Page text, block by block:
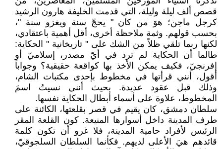
قصص ألف ليلة وليلة، التي قدمت الخليفة هارون الرشيد
كرجل ماجن؛ هوَ من كان " يحجّ سنة ويغزو سنة "،
بحسب قولهم. وثمة ملاحظة أخرى، أقل أهمية باعتقادي،
لكنها ربما تلقي ظلاً من الشك على " تاريخانية " الحكاية:
طالما أن الحكاية لم ترد في أيّ مصدر، إسلاميّ أو
إفرنجيّ، فكيف يمكن الأخذ بها كواقعة حقيقية؟ وجواباً
أقول، أنني قرأتها في مخطوط بإحدى مكتبات الشام،
وذلك قبل عقود عديدة. بحيث أنني نسيتُ اسمَ
المخطوط، علاوة على أسماء أبطال الحكاية نفسها.
سلطان دمشق، كان يقيم في قصر بقلعتها، الكائنة على
طرف المدينة داخل أسوارها المنيعة. كون القلعة المقر
الرئيس لأفراد حامية المدينة، فلا غرو أن تكون كلمة
قائدهم هيَ الأعلى لديهم. فكأنما السلطان السلجوقيّ،